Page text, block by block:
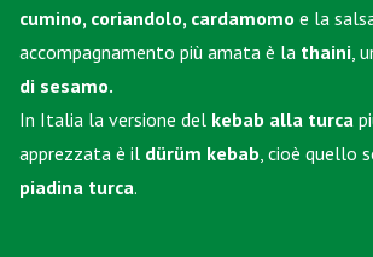
cumino, coriandolo, cardamomo e la
accompagnamento più amata è la thaini,
di sesamo.
In Italia la versione del kebab alla turca
apprezzata è il dürüm kebab, cioè quello
piadina turca.